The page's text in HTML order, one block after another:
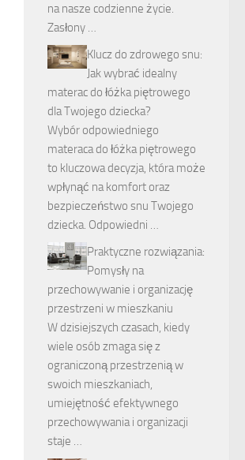
na nasze codzienne życie.
Zasłony …
Klucz do zdrowego snu:
Jak wybrać idealny
materac do łóżka piętrowego
dla Twojego dziecka?
Wybór odpowiedniego
materaca do łóżka piętrowego
to kluczowa decyzja, która może
wpłynąć na komfort oraz
bezpieczeństwo snu Twojego
dziecka. Odpowiedni …
Praktyczne rozwiązania:
Pomysły na
przechowywanie i organizację
przestrzeni w mieszkaniu
W dzisiejszych czasach, kiedy
wiele osób zmaga się z
ograniczoną przestrzenią w
swoich mieszkaniach,
umiejętność efektywnego
przechowywania i organizacji
staje …